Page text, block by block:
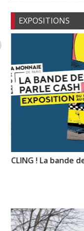
EXPOSITIONS
CLING ! La bande